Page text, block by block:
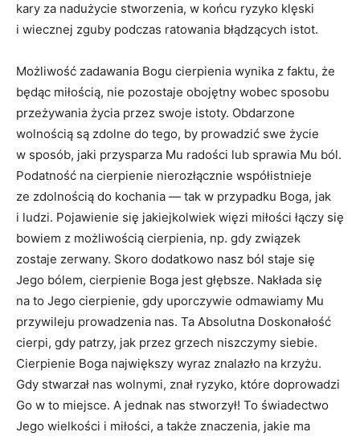
kary za nadużycie stworzenia, w końcu ryzyko klęski
i wiecznej zguby podczas ratowania błądzących istot.
Możliwość zadawania Bogu cierpienia wynika z faktu, że
będąc miłością, nie pozostaje obojętny wobec sposobu
przeżywania życia przez swoje istoty. Obdarzone
wolnością są zdolne do tego, by prowadzić swe życie
w sposób, jaki przysparza Mu radości lub sprawia Mu ból.
Podatność na cierpienie nierozłącznie współistnieje
ze zdolnością do kochania — tak w przypadku Boga, jak
i ludzi. Pojawienie się jakiejkolwiek więzi miłości łączy się
bowiem z możliwością cierpienia, np. gdy związek
zostaje zerwany. Skoro dodatkowo nasz ból staje się
Jego bólem, cierpienie Boga jest głębsze. Nakłada się
na to Jego cierpienie, gdy uporczywie odmawiamy Mu
przywileju prowadzenia nas. Ta Absolutna Doskonałość
cierpi, gdy patrzy, jak przez grzech niszczymy siebie.
Cierpienie Boga największy wyraz znalazło na krzyżu.
Gdy stwarzał nas wolnymi, znał ryzyko, które doprowadzi
Go w to miejsce. A jednak nas stworzył! To świadectwo
Jego wielkości i miłości, a także znaczenia, jakie ma